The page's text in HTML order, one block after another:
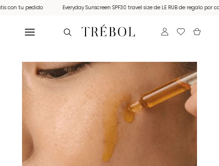
tu pedido Everyday Sunscreen SPF30 travel size de LE RUB de regalo por